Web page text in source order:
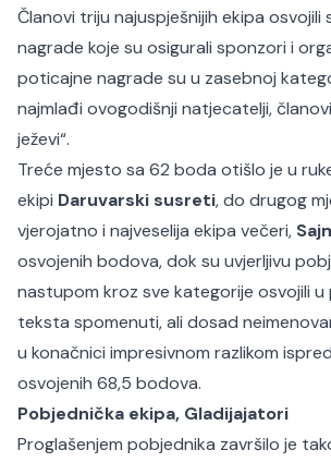
Članovi triju najuspješnijih ekipa osvojili
nagrade koje su osigurali sponzori i
poticajne nagrade su u zasebnoj
najmlađi ovogodišnji natjecatelji,
ježevi“.
Treće mjesto sa 62 boda otišlo je u
ekipi Daruvarski susreti, do drugog
vjerojatno i najveselija ekipa večeri,
osvojenih bodova, dok su uvjerljivu
nastupom kroz sve kategorije osvojili u
teksta spomenuti, ali dosad
u konačnici impresivnom razlikom
osvojenih 68,5 bodova.
Pobjednička ekipa, Gladijajatori
Proglašenjem pobjednika završilo je